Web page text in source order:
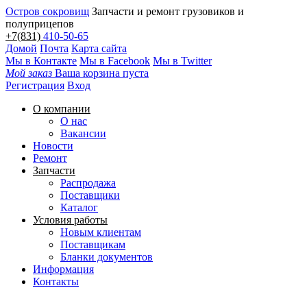
Остров сокровищ Запчасти и ремонт грузовиков и
полуприцепов
+7(831) 410-50-65
Домой Почта Карта сайта
Мы в Контакте Мы в Facebook Мы в Twitter
Мой заказ Ваша корзина пуста
Регистрация Вход
О компании
О нас
Вакансии
Новости
Ремонт
Запчасти
Распродажа
Поставщики
Каталог
Условия работы
Новым клиентам
Поставщикам
Бланки документов
Информация
Контакты